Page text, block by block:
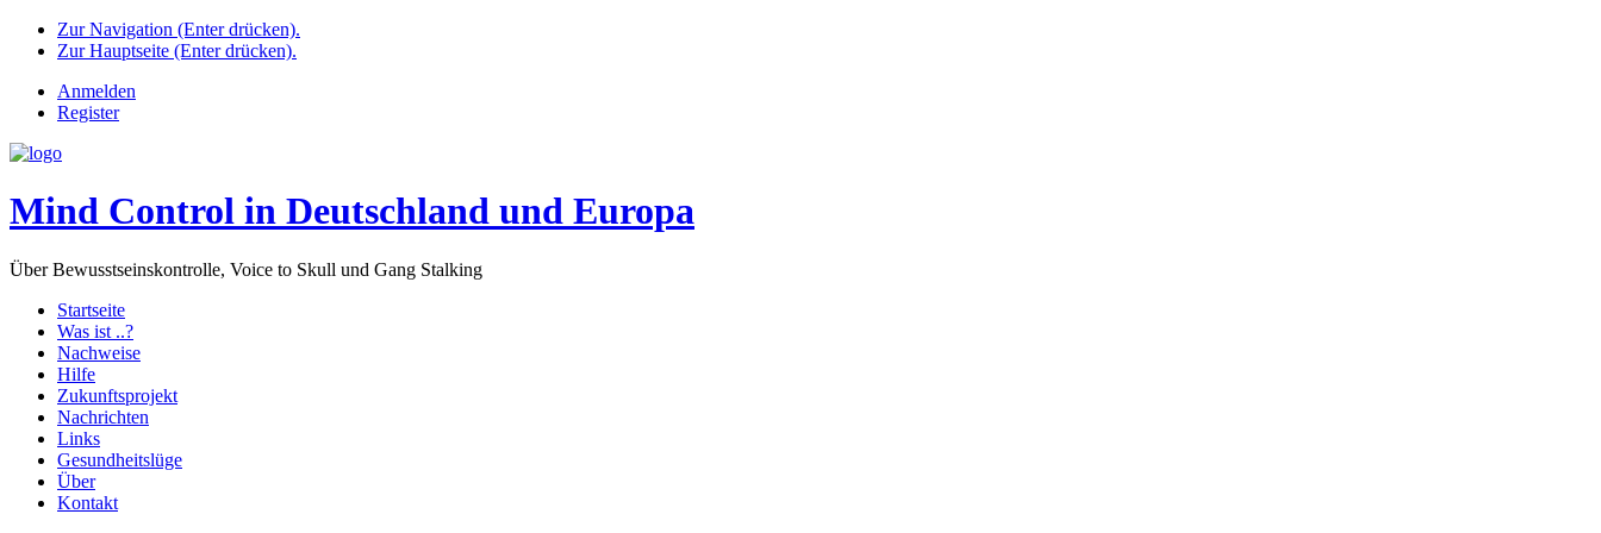
Zur Navigation (Enter drücken).
Zur Hauptseite (Enter drücken).
Anmelden
Register
Mind Control in Deutschland und Europa
Über Bewusstseinskontrolle, Voice to Skull und Gang Stalking
Startseite
Was ist ..?
Nachweise
Hilfe
Zukunftsprojekt
Nachrichten
Links
Gesundheitslüge
Über
Kontakt